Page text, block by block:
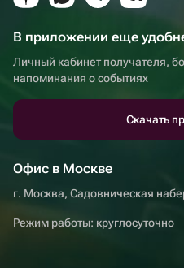
В приложении еще
Личный кабинет получателя,
напоминания о событиях
Скачать
Офис в Москве
г. Москва, Садовническая
Режим работы: круглосуточно